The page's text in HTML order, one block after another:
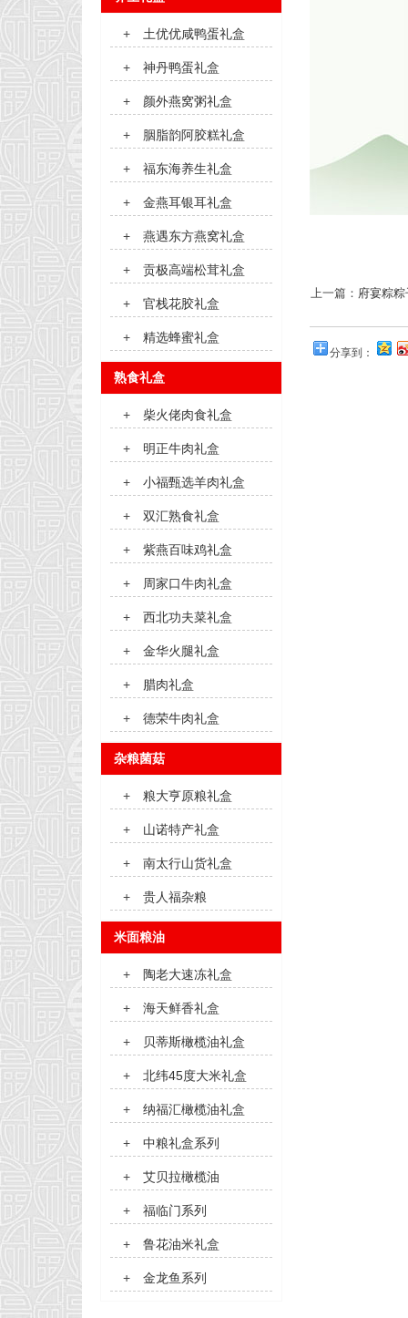
上一篇： 府宴粽
分享到：
+ 土优优咸鸭蛋礼盒
+ 神丹鸭蛋礼盒
+ 颜外燕窝粥礼盒
+ 胭脂韵阿胶糕礼盒
+ 福东海养生礼盒
+ 金燕耳银耳礼盒
+ 燕遇东方燕窝礼盒
+ 贡极高端松茸礼盒
+ 官栈花胶礼盒
+ 精选蜂蜜礼盒
熟食礼盒
+ 柴火佬肉食礼盒
+ 明正牛肉礼盒
+ 小福甄选羊肉礼盒
+ 双汇熟食礼盒
+ 紫燕百味鸡礼盒
+ 周家口牛肉礼盒
+ 西北功夫菜礼盒
+ 金华火腿礼盒
+ 腊肉礼盒
+ 德荣牛肉礼盒
杂粮菌菇
+ 粮大亨原粮礼盒
+ 山诺特产礼盒
+ 南太行山货礼盒
+ 贵人福杂粮
米面粮油
+ 陶老大速冻礼盒
+ 海天鲜香礼盒
+ 贝蒂斯橄榄油礼盒
+ 北纬45度大米礼盒
+ 纳福汇橄榄油礼盒
+ 中粮礼盒系列
+ 艾贝拉橄榄油
+ 福临门系列
+ 鲁花油米礼盒
+ 金龙鱼系列